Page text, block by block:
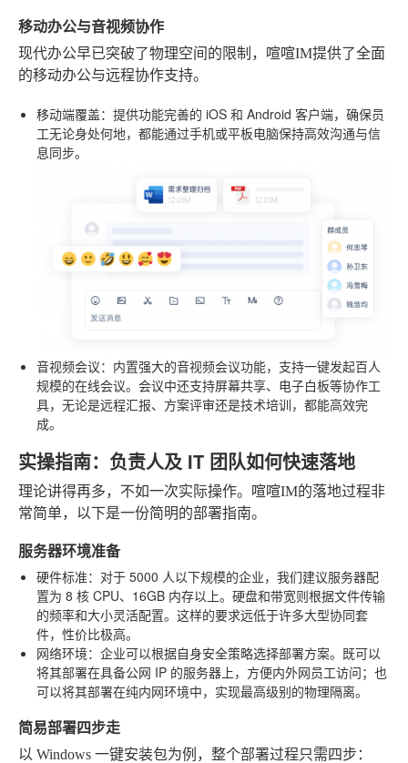
移动办公与音视频协作
现代办公早已突破了物理空间的限制，喧喧IM提供了全面
的移动办公与远程协作支持。
移动端覆盖：提供功能完善的 iOS 和 Android 客户端，确保员
工无论身处何地，都能通过手机或平板电脑保持高效沟通与信
息同步。
音视频会议：内置强大的音视频会议功能，支持一键发起百人
规模的在线会议。会议中还支持屏幕共享、电子白板等协作工
具，无论是远程汇报、方案评审还是技术培训，都能高效完
成。
实操指南：负责人及 IT 团队如何快速落地
理论讲得再多，不如一次实际操作。喧喧IM的落地过程非
常简单，以下是一份简明的部署指南。
服务器环境准备
硬件标准：对于 5000 人以下规模的企业，我们建议服务器配
置为 8 核 CPU、16GB 内存以上。硬盘和带宽则根据文件传输
的频率和大小灵活配置。这样的要求远低于许多大型协同套
件，性价比极高。
网络环境：企业可以根据自身安全策略选择部署方案。既可以
将其部署在具备公网 IP 的服务器上，方便内外网员工访问；也
可以将其部署在纯内网环境中，实现最高级别的物理隔离。
简易部署四步走
以 Windows 一键安装包为例，整个部署过程只需四步：